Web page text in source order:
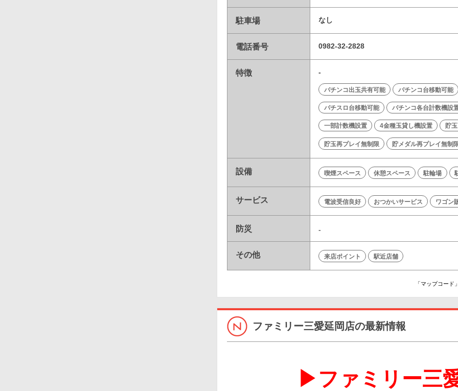
駐車場 なし
電話番号 0982-32-2828
特徴 -
パチンコ出玉共有可能 パチンコ台移動可能
パチスロ台移動可能 パチンコ各台計数機設
一部計数機設置 4金種玉貸し機設置 貯
貯玉再プレイ無制限 貯メダル再プレイ無制
設備 喫煙スペース 休憩スペース 駐輪場
サービス 電波受信良好 おつかいサービス ワゴン
防災 -
その他 来店ポイント 駅近店舗
「マップコー
ファミリー三愛延岡店の最新情報
▶ファミリー三